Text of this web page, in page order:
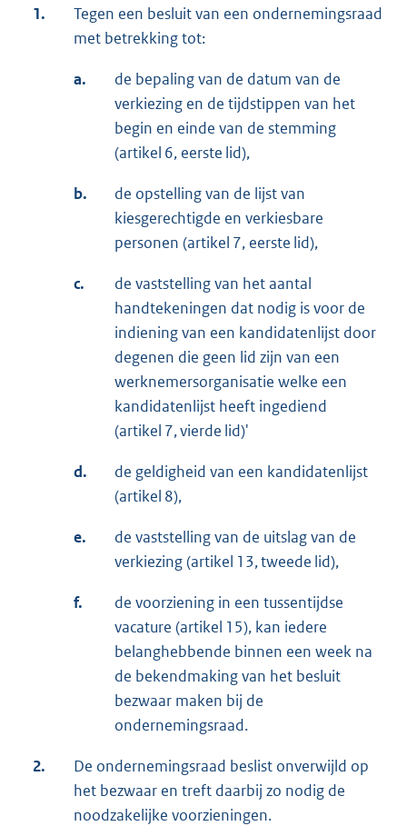
1.
Tegen een besluit van een ondernemingsraad
met betrekking tot:
a.
de bepaling van de datum van de
verkiezing en de tijdstippen van het
begin en einde van de stemming
(artikel 6, eerste lid),
b.
de opstelling van de lijst van
kiesgerechtigde en verkiesbare
personen (artikel 7, eerste lid),
c.
de vaststelling van het aantal
handtekeningen dat nodig is voor de
indiening van een kandidatenlijst door
degenen die geen lid zijn van een
werknemersorganisatie welke een
kandidatenlijst heeft ingediend
(artikel 7, vierde lid)'
d.
de geldigheid van een kandidatenlijst
(artikel 8),
e.
de vaststelling van de uitslag van de
verkiezing (artikel 13, tweede lid),
f.
de voorziening in een tussentijdse
vacature (artikel 15), kan iedere
belanghebbende binnen een week na
de bekendmaking van het besluit
bezwaar maken bij de
ondernemingsraad.
2.
De ondernemingsraad beslist onverwijld op
het bezwaar en treft daarbij zo nodig de
noodzakelijke voorzieningen.